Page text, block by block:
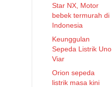
Star NX, Motor
bebek termurah di
Indonesia
Keunggulan
Sepeda Listrik Uno
Viar
Orion sepeda
listrik masa kini